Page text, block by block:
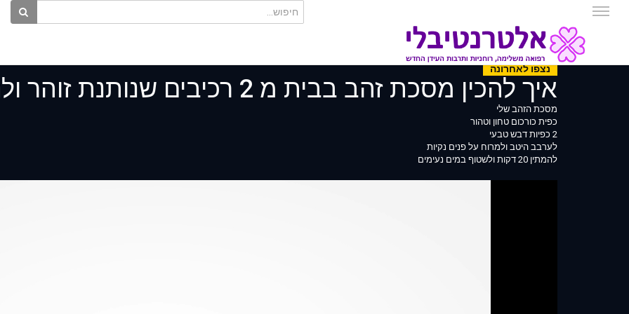
נצפו לאחרונה
איך להכין מסכת זהב בבית מ 2 רכיבים שנותנת זוהר ולחות לפנים
מסכת הזהב שלי
כפית כורכום טחון וטהור
2 כפיות דבש טבעי
לערבב היטב ולמרוח על פנים נקיות
להמתין 20 דקות ולשטוף במים נעימים